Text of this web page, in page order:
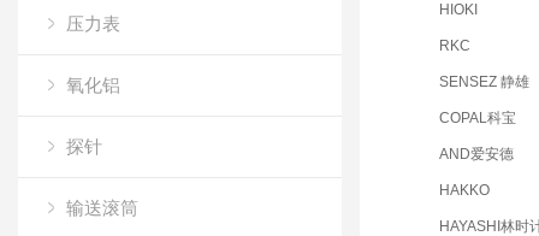
压力表
氧化铝
探针
输送滚筒
HIOKI
RKC
SENSEZ 静雄
COPAL科宝
AND爱安德
HAKKO
HAYASHI林时